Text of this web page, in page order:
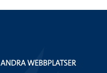
ANDRA WEBBPLATSER